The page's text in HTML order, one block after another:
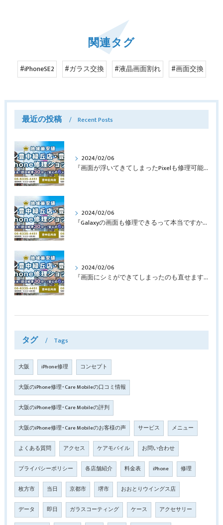
関連タグ
#iPhoneSE2 #ガラス交換 #液晶画面割れ #画面交換
最近の投稿 Recent Posts
2024/02/06
『画面が浮いてきてしまったPixelも修理可能？』淀川区西三国よりバッテリー交換でご来店♪【Google Pixel5】
2024/02/06
『Galaxyの画面も修理できるって本当ですか？』豊中市服部本町より画面修理でご来店♪【Galaxy Note10+】
2024/02/06
『画面にシミができてしまったのも直せますか？』豊中市南桜塚より画面修理でご来店♪【iPhone11Pro】
タグ Tags
大阪 iPhone修理 コンセプト
大阪のiPhone修理･Care Mobileの口コミ情報
大阪のiPhone修理･Care Mobileの評判
大阪のiPhone修理･Care Mobileのお客様の声 サービス メニュー
よくある質問 アクセス ケアモバイル お問い合わせ
プライバシーポリシー 各店舗紹介 料金表 iPhone 修理
枚方市 当日 京都市 堺市 おおとりウイングス店
データ 即日 ガラスコーティング ケース アクセサリー